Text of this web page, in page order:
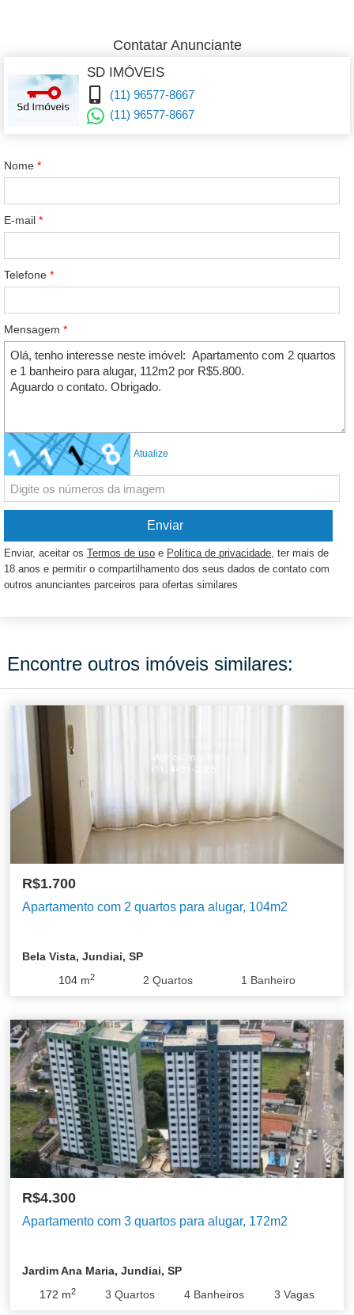
Contatar Anunciante
SD IMÓVEIS
(11) 96577-8667
(11) 96577-8667
Nome *
E-mail *
Telefone *
Mensagem *
Atualize
Enviar, aceitar os Termos de uso e Política de privacidade, ter mais de
18 anos e permitir o compartilhamento dos seus dados de contato com
outros anunciantes parceiros para ofertas similares
Encontre outros imóveis similares:
R$1.700
Apartamento com 2 quartos para alugar, 104m2
Bela Vista, Jundiai, SP
104 m2 2 Quartos 1 Banheiro
R$4.300
Apartamento com 3 quartos para alugar, 172m2
Jardim Ana Maria, Jundiai, SP
172 m2 3 Quartos 4 Banheiros 3 Vagas